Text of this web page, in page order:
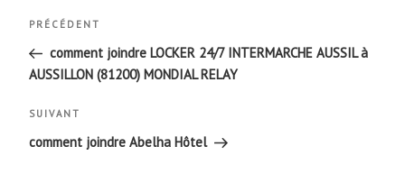
Navigation
de
l’article
Article
précédent
PRÉCÉDENT
comment joindre LOCKER 24/7 INTERMARCHE AUSSIL à
AUSSILLON (81200) MONDIAL RELAY
Article
suivant
SUIVANT
comment joindre Abelha Hôtel